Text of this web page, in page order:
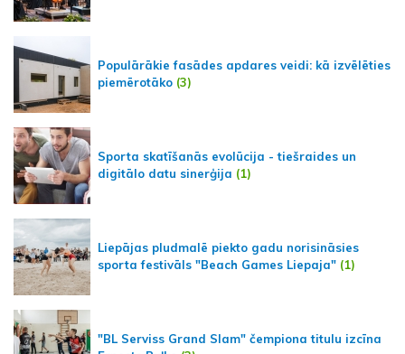
Populārākie fasādes apdares veidi: kā izvēlēties
piemērotāko (3)
Sporta skatīšanās evolūcija - tiešraides un
digitālo datu sinerģija (1)
Liepājas pludmalē piekto gadu norisināsies
sporta festivāls "Beach Games Liepaja" (1)
"BL Serviss Grand Slam" čempiona titulu izcīna